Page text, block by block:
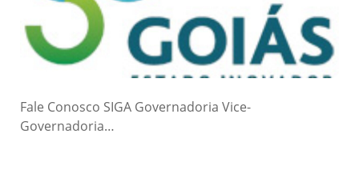
Fale Conosco SIGA Governadoria Vice-
Governadoria…